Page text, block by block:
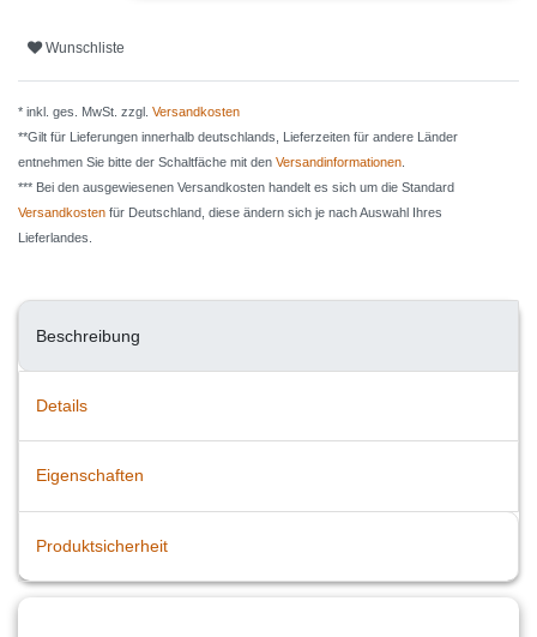
Wunschliste
* inkl. ges. MwSt. zzgl. Versandkosten
**Gilt für Lieferungen innerhalb deutschlands, Lieferzeiten für andere Länder
entnehmen Sie bitte der Schaltfäche mit den Versandinformationen
*** Bei den ausgewiesenen Versandkosten handelt es sich um die Standard
Versandkosten für Deutschland, diese ändern sich je nach Auswahl Ihres
Lieferlandes.
Beschreibung
Details
Eigenschaften
Produktsicherheit